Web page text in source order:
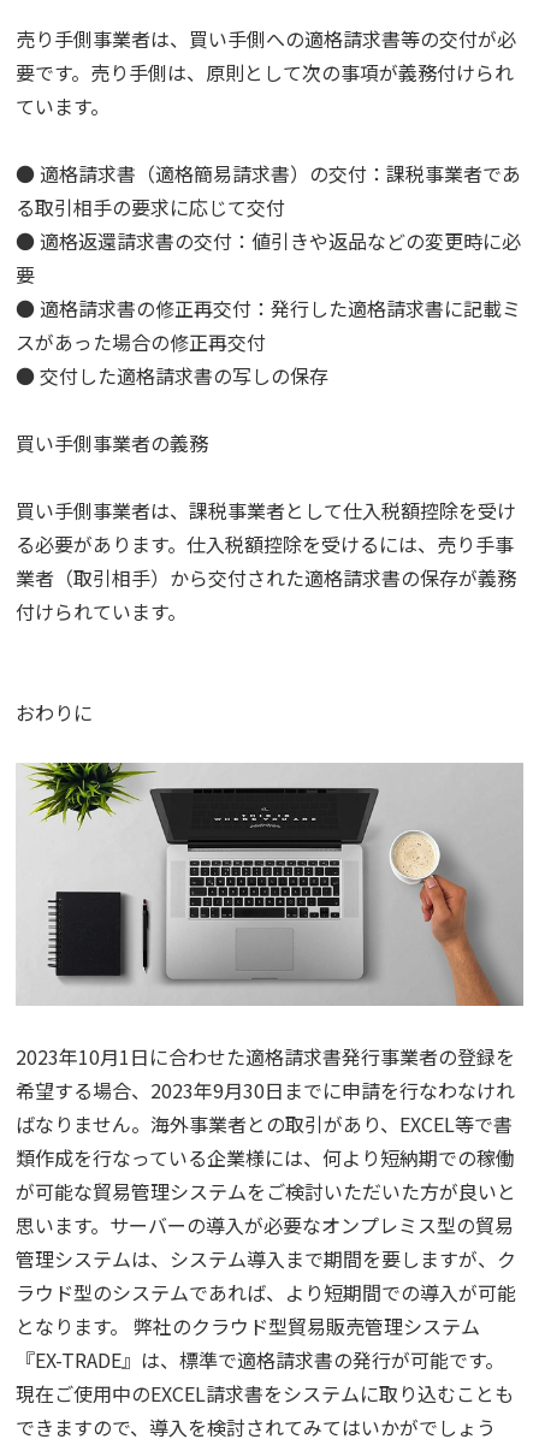
売り手側事業者は、買い手側への適格請求書等の交付が必
要です。売り手側は、原則として次の事項が義務付けられ
ています。
● 適格請求書（適格簡易請求書）の交付：課税事業者であ
る取引相手の要求に応じて交付
● 適格返還請求書の交付：値引きや返品などの変更時に必
要
● 適格請求書の修正再交付：発行した適格請求書に記載ミ
スがあった場合の修正再交付
● 交付した適格請求書の写しの保存
買い手側事業者の義務
買い手側事業者は、課税事業者として仕入税額控除を受け
る必要があります。仕入税額控除を受けるには、売り手事
業者（取引相手）から交付された適格請求書の保存が義務
付けられています。
おわりに
2023年10月1日に合わせた適格請求書発行事業者の登録を
希望する場合、2023年9月30日までに申請を行なわなけれ
ばなりません。海外事業者との取引があり、EXCEL等で書
類作成を行なっている企業様には、何より短納期での稼働
が可能な貿易管理システムをご検討いただいた方が良いと
思います。サーバーの導入が必要なオンプレミス型の貿易
管理システムは、システム導入まで期間を要しますが、ク
ラウド型のシステムであれば、より短期間での導入が可能
となります。 弊社のクラウド型貿易販売管理システム
『EX-TRADE』は、標準で適格請求書の発行が可能です。
現在ご使用中のEXCEL請求書をシステムに取り込むことも
できますので、導入を検討されてみてはいかがでしょう